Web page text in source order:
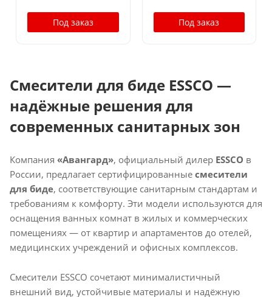
Под заказ Под заказ
Смесители для биде ESSCO —
надёжные решения для
современных санитарных зон
Компания «Авангард», официальный дилер ESSCO в
России, предлагает сертифицированные смесители
для биде, соответствующие санитарным стандартам и
требованиям к комфорту. Эти модели используются для
оснащения ванных комнат в жилых и коммерческих
помещениях — от квартир и апартаментов до отелей,
медицинских учреждений и офисных комплексов.
Смесители ESSCO сочетают минималистичный
внешний вид, устойчивые материалы и надёжную